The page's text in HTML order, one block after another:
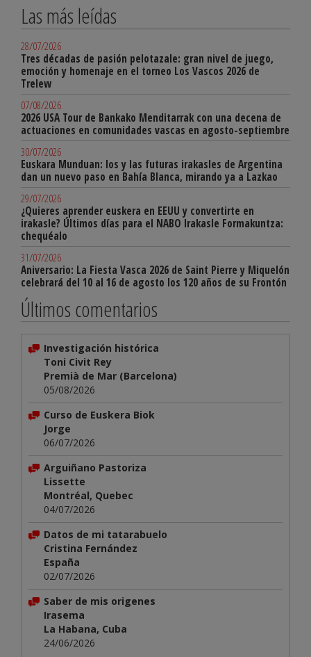
Las más leídas
28/07/2026
Tres décadas de pasión pelotazale: gran nivel de juego,
emoción y homenaje en el torneo Los Vascos 2026 de
Trelew
07/08/2026
2026 USA Tour de Bankako Menditarrak con una decena de
actuaciones en comunidades vascas en agosto-septiembre
30/07/2026
Euskara Munduan: los y las futuras irakasles de Argentina
dan un nuevo paso en Bahía Blanca, mirando ya a Lazkao
29/07/2026
¿Quieres aprender euskera en EEUU y convertirte en
irakasle? Últimos días para el NABO Irakasle Formakuntza:
chequéalo
31/07/2026
Aniversario: La Fiesta Vasca 2026 de Saint Pierre y Miquelón
celebrará del 10 al 16 de agosto los 120 años de su Frontón
Últimos comentarios
Investigación histórica
Toni Civit Rey
Premià de Mar (Barcelona)
05/08/2026
Curso de Euskera Biok
Jorge
06/07/2026
Arguiñano Pastoriza
Lissette
Montréal, Quebec
04/07/2026
Datos de mi tatarabuelo
Cristina Fernández
España
02/07/2026
Saber de mis origenes
Irasema
La Habana, Cuba
24/06/2026